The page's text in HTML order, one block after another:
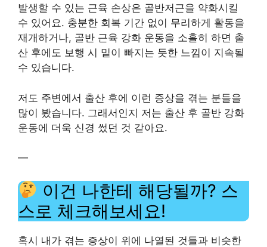
발생할 수 있는 근육 손상은 골반저근을 약화시킬
수 있어요. 충분한 회복 기간 없이 무리하게 활동을
재개하거나, 골반 근육 강화 운동을 소홀히 하면 출
산 후에도 보행 시 밑이 빠지는 듯한 느낌이 지속될
수 있습니다.
저도 주변에서 출산 후에 이런 증상을 겪는 분들을
많이 봤습니다. 그래서인지 저는 출산 후 골반 강화
운동에 더욱 신경 썼던 것 같아요.
—
이건 나한테 해당될까? 스
스로 체크해보세요!
혹시 내가 겪는 증상이 위에 나열된 것들과 비슷한